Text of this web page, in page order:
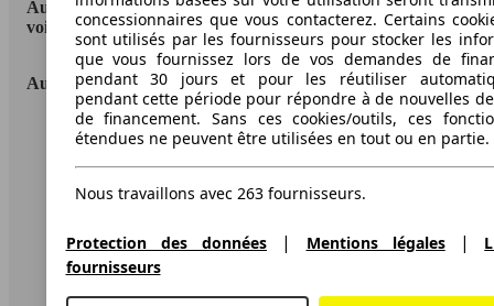
AutoScout24: la plus grande plateforme en ligne de
voitures en Europe
AutoScout24
A propos d'AutoScout24
Conditions d'utilisation
Protection des données
concessionnaires que vous contacterez. Certains
sont utilisés par les fournisseurs pour stocker les
que vous fournissez lors de vos demandes de
pendant 30 jours et pour les réutiliser
pendant cette période pour répondre à de nouvelles
de financement. Sans ces cookies/outils, ces
étendues ne peuvent être utilisées en tout ou en partie.
Nous travaillons avec 263 fournisseurs.
Protection des données | Mentions légales|
fournisseurs